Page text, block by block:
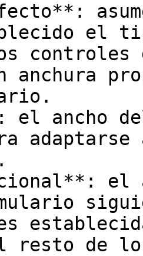
el
anchura
el ancho
el
resto de